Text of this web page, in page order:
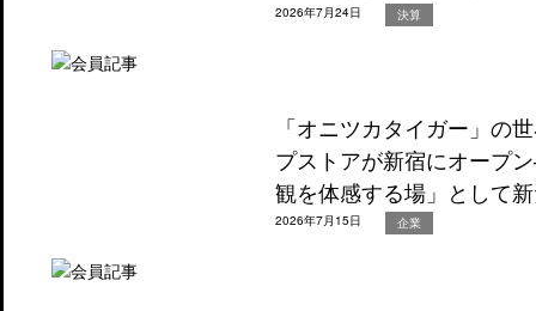
2026年7月24日 決算
「オニツカタイガー」の
プストアが新宿にオープ
観を体感する場」として
2026年7月15日 企業